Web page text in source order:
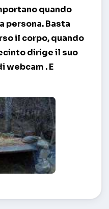
quando
persona. Basta
il corpo, quando
dirige il suo
webcam . E